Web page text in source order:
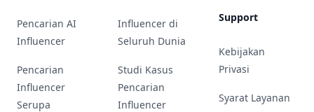
Pencarian AI
Influencer
Pencarian
Influencer
Serupa
Influencer di
Seluruh Dunia
Studi Kasus
Pencarian
Influencer
Support
Kebijakan
Privasi
Syarat Layanan